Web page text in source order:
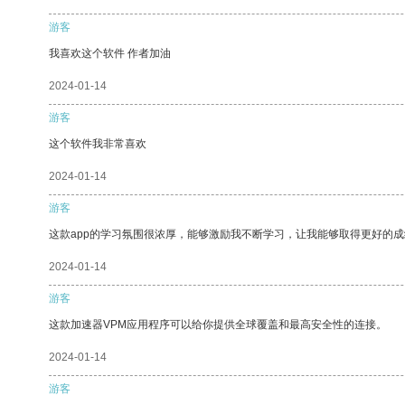
游客
我喜欢这个软件 作者加油
2024-01-14
游客
这个软件我非常喜欢
2024-01-14
游客
这款app的学习氛围很浓厚，能够激励我不断学习，让我能够取得更好的
2024-01-14
游客
这款加速器VPM应用程序可以给你提供全球覆盖和最高安全性的连接。
2024-01-14
游客